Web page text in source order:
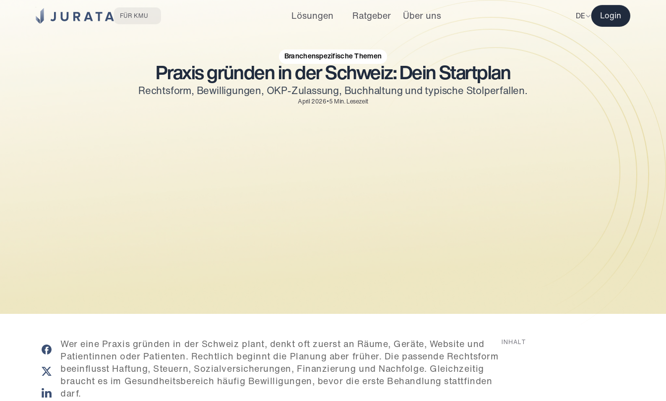
FÜR KMU Lösungen Ratgeber Über uns
Select Language
DE Login
Branchenspezifische Themen
Praxis gründen in der Schweiz: Dein Startplan
Rechtsform, Bewilligungen, OKP-Zulassung, Buchhaltung und typische Stolperfallen.
April 2026•5 Min. Lesezeit
Wer eine Praxis gründen in der Schweiz plant, denkt oft zuerst an Räume, Geräte, Website und
Patientinnen oder Patienten. Rechtlich beginnt die Planung aber früher. Die passende Rechtsform
beeinflusst Haftung, Steuern, Sozialversicherungen, Finanzierung und Nachfolge. Gleichzeitig
braucht es im Gesundheitsbereich häufig Bewilligungen, bevor die erste Behandlung stattfinden
darf.
INHALT